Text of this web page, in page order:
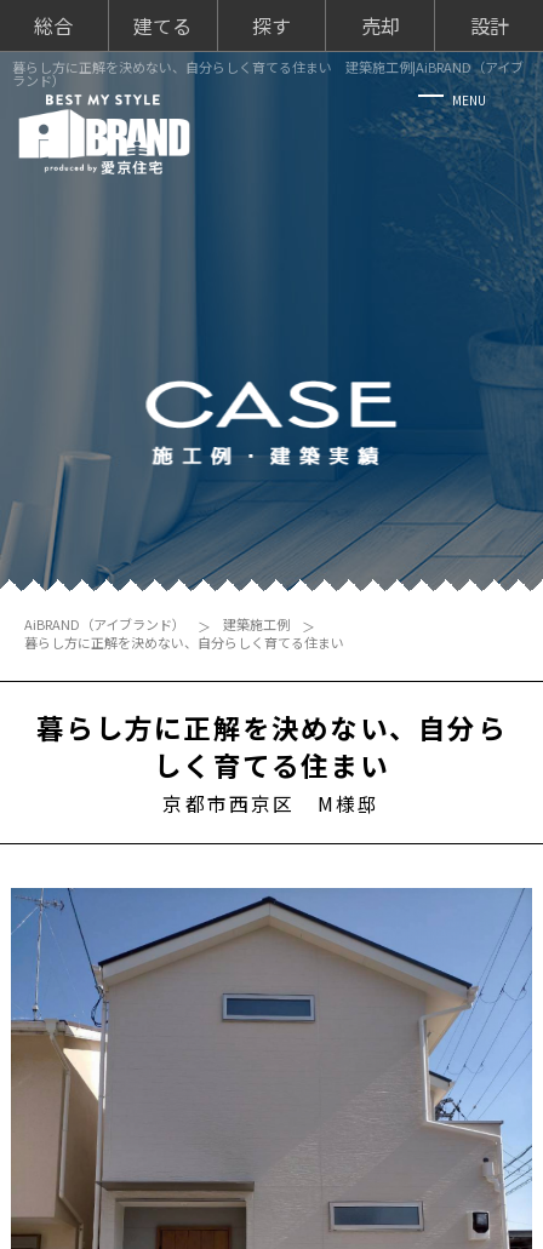
総合 建てる 探す 売却 設計
暮らし方に正解を決めない、自分らしく育てる住まい 建築施工例|AiBRAND（アイブ
ランド）
AiBRAND（アイブランド）
建築施工例
暮らし方に正解を決めない、自分らしく育てる住まい
暮らし方に正解を決めない、自分ら
しく育てる住まい
京都市西京区 M様邸